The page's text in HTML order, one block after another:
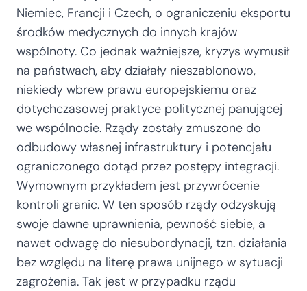
Niemiec, Francji i Czech, o ograniczeniu eksportu
środków medycznych do innych krajów
wspólnoty. Co jednak ważniejsze, kryzys wymusił
na państwach, aby działały nieszablonowo,
niekiedy wbrew prawu europejskiemu oraz
dotychczasowej praktyce politycznej panującej
we wspólnocie. Rządy zostały zmuszone do
odbudowy własnej infrastruktury i potencjału
ograniczonego dotąd przez postępy integracji.
Wymownym przykładem jest przywrócenie
kontroli granic. W ten sposób rządy odzyskują
swoje dawne uprawnienia, pewność siebie, a
nawet odwagę do niesubordynacji, tzn. działania
bez względu na literę prawa unijnego w sytuacji
zagrożenia. Tak jest w przypadku rządu